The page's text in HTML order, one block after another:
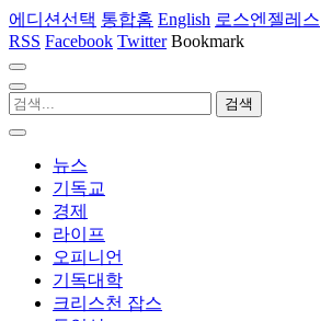
에디션선택 통합홈 English 로스엔젤레스
RSS Facebook Twitter Bookmark
뉴스
기독교
경제
라이프
오피니언
기독대학
크리스천 잡스